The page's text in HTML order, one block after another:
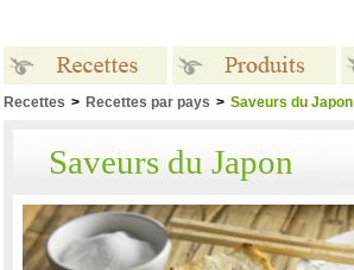
Recettes > Recettes par pays > Saveurs du Japon
Saveurs du Japon